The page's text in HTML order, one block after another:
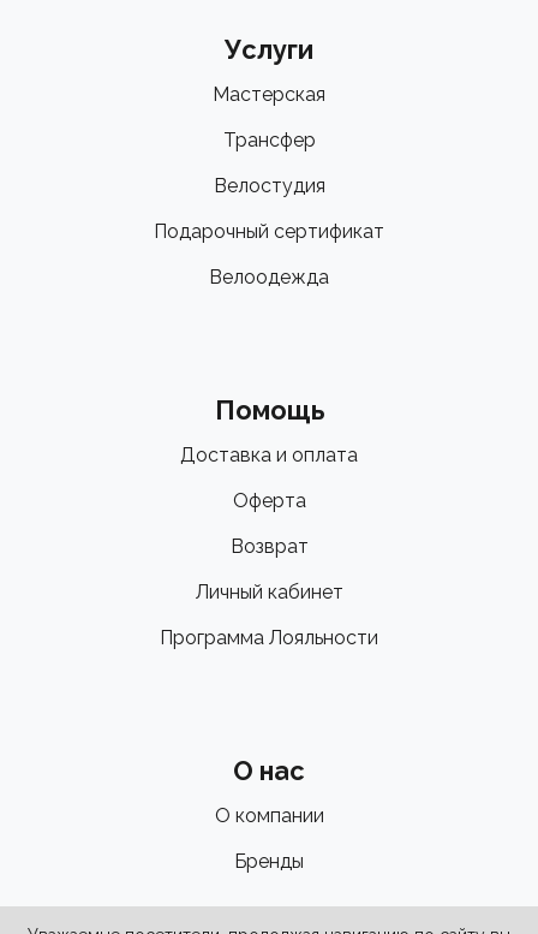
Услуги
Мастерская
Трансфер
Велостудия
Подарочный сертификат
Велоодежда
Помощь
Доставка и оплата
Оферта
Возврат
Личный кабинет
Программа Лояльности
О нас
О компании
Бренды